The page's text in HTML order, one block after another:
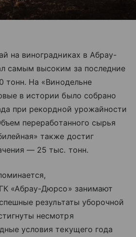
на виноградниках в Абрау-
самым высоким за последние
тонн. На «Винодельне
в истории было собрано
при рекордной урожайности
переработанного сырья
также достиг
— 25 тыс. тонн.
«Абрау-Дюрсо» занимают
результаты уборочной
несмотря
условия текущего года